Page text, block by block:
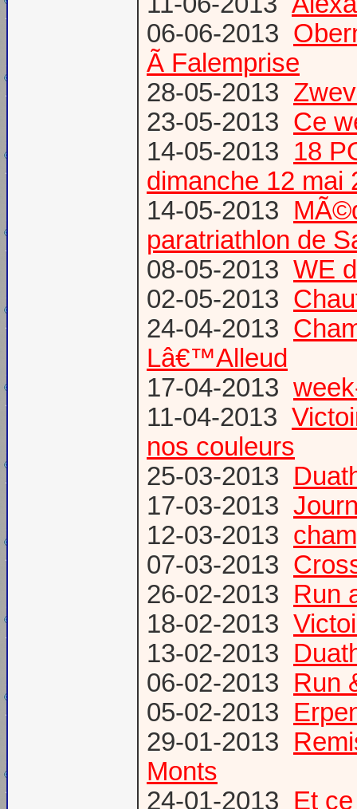
06-06-2013
Ã Falemprise
28-05-2013
23-05-2013 Ce
14-05-2013 18
dimanche 12 mai
14-05-2013
paratriathlon de
08-05-2013 WE
02-05-2013
24-04-2013
Lâ€™Alleud
17-04-2013
11-04-2013
nos couleurs
25-03-2013
17-03-2013
12-03-2013
07-03-2013
26-02-2013 Run
18-02-2013
13-02-2013
06-02-2013 Run
05-02-2013
29-01-2013
Monts
24-01-2013 Et